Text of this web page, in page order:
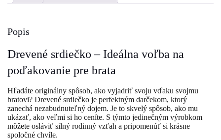
Popis
Drevené srdiečko – Ideálna voľba na
poďakovanie pre brata
Hľadáte originálny spôsob, ako vyjadriť svoju vďaku svojmu
bratovi? Drevené srdiečko je perfektným darčekom, ktorý
zanechá nezabudnuteľný dojem. Je to skvelý spôsob, ako mu
ukázať, ako veľmi si ho ceníte. S týmto jedinečným výrobkom
môžete osláviť silný rodinný vzťah a pripomenúť si krásne
spoločné chvíle.